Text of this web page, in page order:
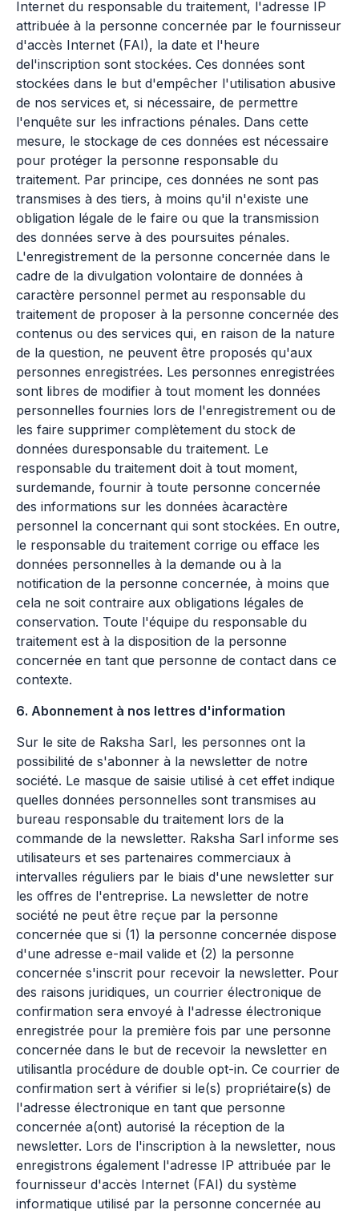
Internet du responsable du traitement, l'adresse IP
attribuée à la personne concernée par le fournisseur
d'accès Internet (FAI), la date et l'heure
del'inscription sont stockées. Ces données sont
stockées dans le but d'empêcher l'utilisation abusive
de nos services et, si nécessaire, de permettre
l'enquête sur les infractions pénales. Dans cette
mesure, le stockage de ces données est nécessaire
pour protéger la personne responsable du
traitement. Par principe, ces données ne sont pas
transmises à des tiers, à moins qu'il n'existe une
obligation légale de le faire ou que la transmission
des données serve à des poursuites pénales.
L'enregistrement de la personne concernée dans le
cadre de la divulgation volontaire de données à
caractère personnel permet au responsable du
traitement de proposer à la personne concernée des
contenus ou des services qui, en raison de la nature
de la question, ne peuvent être proposés qu'aux
personnes enregistrées. Les personnes enregistrées
sont libres de modifier à tout moment les données
personnelles fournies lors de l'enregistrement ou de
les faire supprimer complètement du stock de
données duresponsable du traitement. Le
responsable du traitement doit à tout moment,
surdemande, fournir à toute personne concernée
des informations sur les données àcaractère
personnel la concernant qui sont stockées. En outre,
le responsable du traitement corrige ou efface les
données personnelles à la demande ou à la
notification de la personne concernée, à moins que
cela ne soit contraire aux obligations légales de
conservation. Toute l'équipe du responsable du
traitement est à la disposition de la personne
concernée en tant que personne de contact dans ce
contexte.
6. Abonnement à nos lettres d'information
Sur le site de Raksha Sarl, les personnes ont la
possibilité de s'abonner à la newsletter de notre
société. Le masque de saisie utilisé à cet effet indique
quelles données personnelles sont transmises au
bureau responsable du traitement lors de la
commande de la newsletter. Raksha Sarl informe ses
utilisateurs et ses partenaires commerciaux à
intervalles réguliers par le biais d'une newsletter sur
les offres de l'entreprise. La newsletter de notre
société ne peut être reçue par la personne
concernée que si (1) la personne concernée dispose
d'une adresse e-mail valide et (2) la personne
concernée s'inscrit pour recevoir la newsletter. Pour
des raisons juridiques, un courrier électronique de
confirmation sera envoyé à l'adresse électronique
enregistrée pour la première fois par une personne
concernée dans le but de recevoir la newsletter en
utilisantla procédure de double opt-in. Ce courrier de
confirmation sert à vérifier si le(s) propriétaire(s) de
l'adresse électronique en tant que personne
concernée a(ont) autorisé la réception de la
newsletter. Lors de l'inscription à la newsletter, nous
enregistrons également l'adresse IP attribuée par le
fournisseur d'accès Internet (FAI) du système
informatique utilisé par la personne concernée au